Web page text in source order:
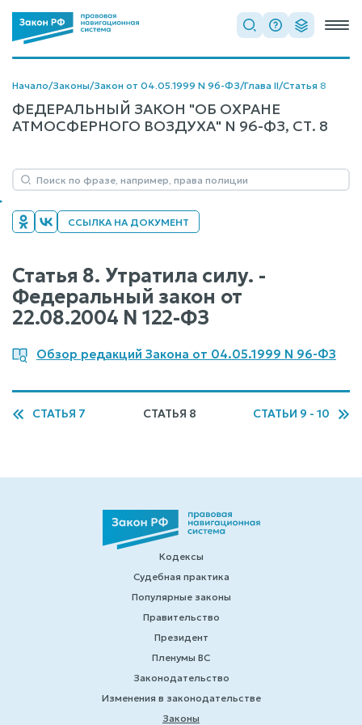
Начало/Законы/Закон от 04.05.1999 N 96-ФЗ/Глава II/Статья 8
ФЕДЕРАЛЬНЫЙ ЗАКОН "ОБ ОХРАНЕ
АТМОСФЕРНОГО ВОЗДУХА" N 96-ФЗ, СТ. 8
ССЫЛКА НА ДОКУМЕНТ
Статья 8. Утратила силу. -
Федеральный закон от
22.08.2004 N 122-ФЗ
Обзор редакций Закона от 04.05.1999 N 96-ФЗ
СТАТЬЯ 7 СТАТЬЯ 8 СТАТЬИ 9 - 10
Кодексы
Судебная практика
Популярные законы
Правительство
Президент
Пленумы ВС
Законодательство
Изменения в законодательстве
Законы